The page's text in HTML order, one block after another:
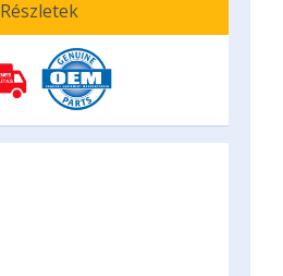
Részletek